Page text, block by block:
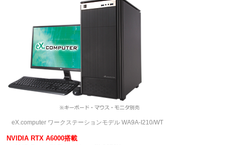
eX.computer ワークステーションモデル WA9A-I210/WT
NVIDIA RTX A6000搭載